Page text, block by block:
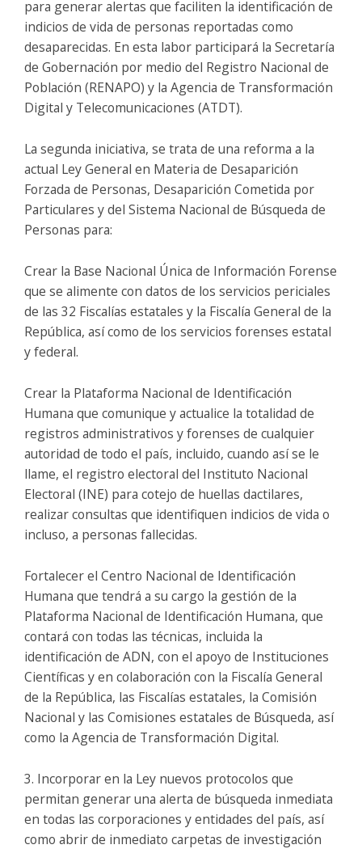
para generar alertas que faciliten la identificación de
indicios de vida de personas reportadas como
desaparecidas. En esta labor participará la Secretaría
de Gobernación por medio del Registro Nacional de
Población (RENAPO) y la Agencia de Transformación
Digital y Telecomunicaciones (ATDT).
La segunda iniciativa, se trata de una reforma a la
actual Ley General en Materia de Desaparición
Forzada de Personas, Desaparición Cometida por
Particulares y del Sistema Nacional de Búsqueda de
Personas para:
Crear la Base Nacional Única de Información Forense
que se alimente con datos de los servicios periciales
de las 32 Fiscalías estatales y la Fiscalía General de la
República, así como de los servicios forenses estatal
y federal.
Crear la Plataforma Nacional de Identificación
Humana que comunique y actualice la totalidad de
registros administrativos y forenses de cualquier
autoridad de todo el país, incluido, cuando así se le
llame, el registro electoral del Instituto Nacional
Electoral (INE) para cotejo de huellas dactilares,
realizar consultas que identifiquen indicios de vida o
incluso, a personas fallecidas.
Fortalecer el Centro Nacional de Identificación
Humana que tendrá a su cargo la gestión de la
Plataforma Nacional de Identificación Humana, que
contará con todas las técnicas, incluida la
identificación de ADN, con el apoyo de Instituciones
Científicas y en colaboración con la Fiscalía General
de la República, las Fiscalías estatales, la Comisión
Nacional y las Comisiones estatales de Búsqueda, así
como la Agencia de Transformación Digital.
3. Incorporar en la Ley nuevos protocolos que
permitan generar una alerta de búsqueda inmediata
en todas las corporaciones y entidades del país, así
como abrir de inmediato carpetas de investigación